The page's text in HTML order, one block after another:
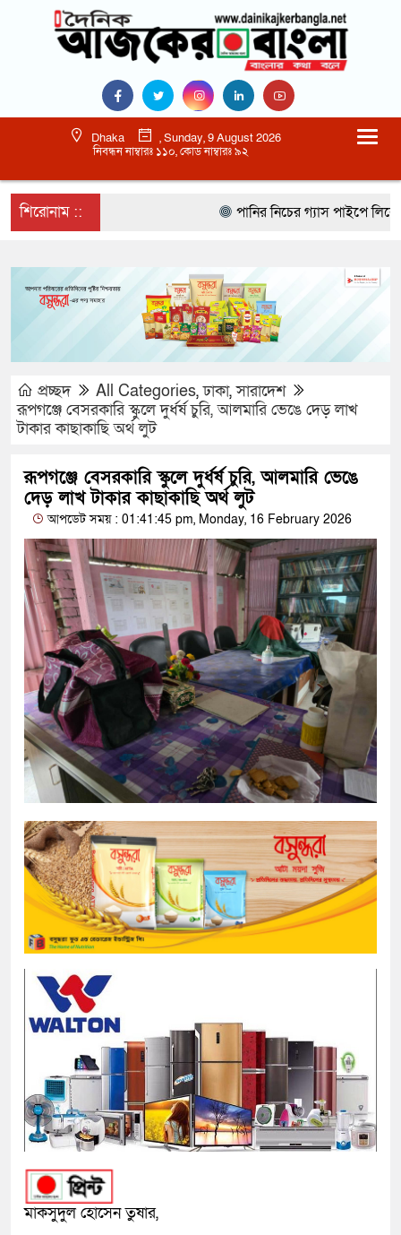
Dhaka
, Sunday, 9 August 2026
নিবন্ধন নাম্বারঃ ১১০, কোড নাম্বারঃ ৯২
শিরোনাম :: পানির নিচের গ্যাস পাইপে লিকেজ,
প্রচ্ছদ All Categories,ঢাকা,সারাদেশ
রূপগঞ্জে বেসরকারি স্কুলে দুর্ধর্ষ চুরি, আলমারি ভেঙে দেড় লাখ
টাকার কাছাকাছি অর্থ লুট
রূপগঞ্জে বেসরকারি স্কুলে দুর্ধর্ষ চুরি, আলমারি ভেঙে
দেড় লাখ টাকার কাছাকাছি অর্থ লুট
আপডেট সময় : 01:41:45 pm, Monday, 16 February 2026
মাকসুদুল হোসেন তুষার,